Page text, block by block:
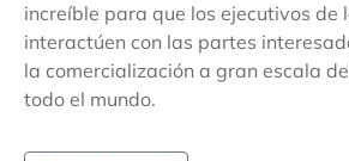
increíble para que los ejecutivos de
interactúen con las partes
la comercialización a gran escala
todo el mundo.